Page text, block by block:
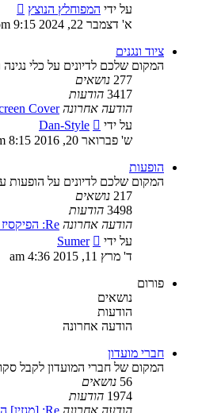
על ידי המפוחלץ הנוצץ
א' דצמבר 22, 2024 9:15 pm
ציוד ונגנים
המקום שלכם לדיונים על כלי נגינה
277 נושאים
3417 הודעות
הודעה אחרונה Cover
על ידי
Dan-Styleצפה
בהודעה
ש' פברואר 20, 2016 8:15 pm
הופעות
המקום שלכם לדיונים על הופעות
217 נושאים
3498 הודעות
הודעה אחרונה Re: הפיקסיז ביטלו את ההופעה ש…
על ידי
Sumer
בהודעה
ד' מרץ 11, 2015 4:36 am
פורום
נושאים
הודעות
הודעה אחרונה
חברי מועדון
המקום של חברי המועדון לקבל
56 נושאים
1974 הודעות
הודעה אחרונה Re: [מגזין] הגליון השני לשנת …